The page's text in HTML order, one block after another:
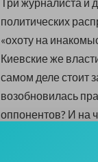
политических
«охоту на
Киевские же
самом деле стоит
возобновилась
оппонентов? И на
•